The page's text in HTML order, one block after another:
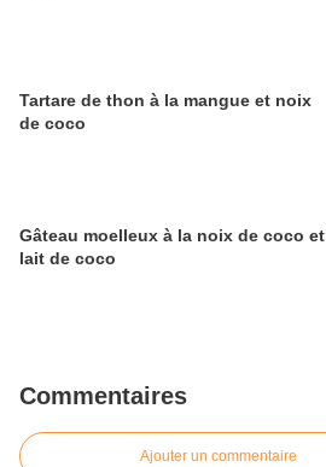
Tartare de thon à la mangue et noix
de coco
Gâteau moelleux à la noix de coco et
lait de coco
Commentaires
Ajouter un commentaire